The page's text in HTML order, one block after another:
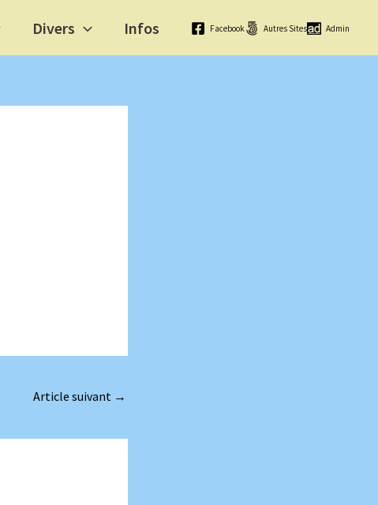
Divers Infos Facebook Autres Sites Admin
Article suivant →